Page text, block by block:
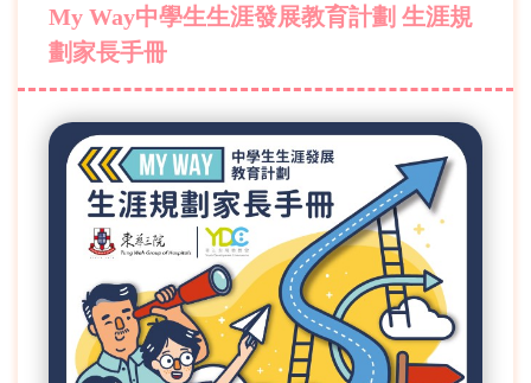
My Way中學生生涯發展教育計劃 生涯規
劃家長手冊